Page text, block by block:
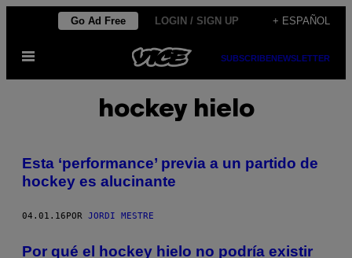
contenido
Go Ad Free LOGIN / SIGN UP + ESPAÑOL
Abrir
SUBSCRIBENEWSLETTER
hockey hielo
Esta ‘performance’ previa a un partido de
hockey es alucinante
04.01.16 POR JORDI MESTRE
Por qué el hockey hielo no podría existir